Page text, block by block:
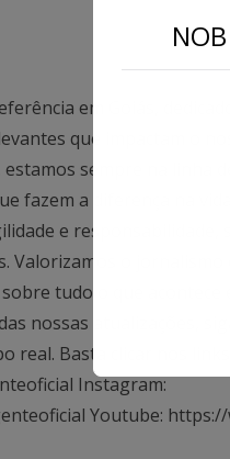
em Goiás,
que impactam o
sempre na linha
fazem a diferença na
e
o jornalismo
tudo o que acontece
nossas atualizações,
real. Basta clicar nos
Instagram:
Youtube: